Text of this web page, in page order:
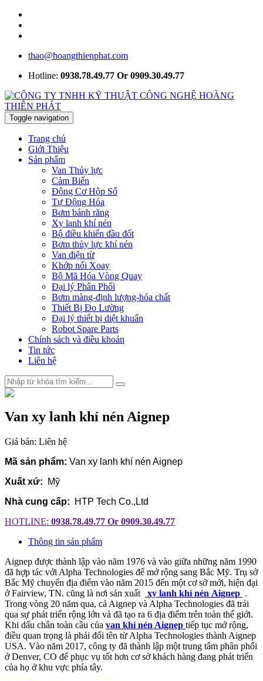
thao@hoangthienphat.com
Hotline: 0938.78.49.77 Or 0909.30.49.77
Toggle navigation
Trang chủ
Giới Thiệu
Sản phẩm
Van Thủy lực
Cảm Biến
Động Cơ Hộp Số
Tự Động Hóa
Bơm bánh răng
Xy lanh khí nén
Bộ điều khiển đầu đốt
Bơm thủy lực khí nén
Van điện từ
Khớp nối Xoay
Bộ Mã Hóa Vòng Quay
Đại lý Phân Phối
Bơm màng-định lượng-hóa chất
Thiết Bị Đo Lường
Đại lý thiết bị diệt khuẩn
Robot Spare Parts
Chính sách và điều khoản
Tin tức
Liên hệ
Van xy lanh khí nén Aignep
Giá bán: Liên hệ
Mã sản phẩm: Van xy lanh khí nén Aignep
Xuất xứ: Mỹ
Nhà cung cấp: HTP Tech Co.,Ltd
HOTLINE: 0938.78.49.77 Or 0909.30.49.77
Thông tin sản phẩm
Aignep được thành lập vào năm 1976 và vào giữa những năm 1990
đã hợp tác với Alpha Technologies để mở rộng sang Bắc Mỹ. Trụ sở
Bắc Mỹ chuyển địa điểm vào năm 2015 đến một cơ sở mới, hiện đại
ở Fairview, TN. cũng là nơi sản xuất
xy lanh khí nén Aignep .
Trong vòng 20 năm qua, cả Aignep và Alpha Technologies đã trải
qua sự phát triển rộng lớn và đã tạo ra 6 địa điểm trên toàn thế giới.
Khi dấu chân toàn cầu của van khí nén Aignep tiếp tục mở rộng,
điều quan trọng là phải đổi tên từ Alpha Technologies thành Aignep
USA. Vào năm 2017, công ty đã thành lập một trung tâm phân phối
ở Denver, CO để phục vụ tốt hơn cơ sở khách hàng đang phát triển
của họ ở khu vực phía tây.